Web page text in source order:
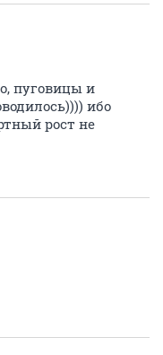
пуговицы и
ибо
рост не